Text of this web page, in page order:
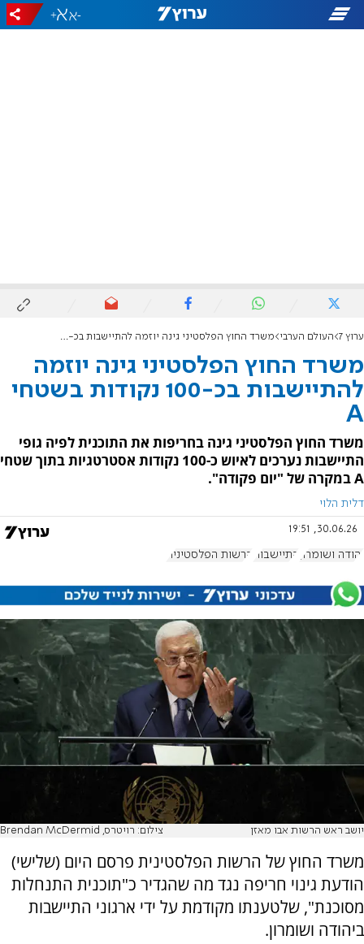
-
+
ערוץ 7 העולם הערבי משרד החוץ הפלסטיני גינה יוזמה להתיישבות בכ-100 נקודות בשטחי A
משרד החוץ הפלסטיני גינה יוזמה
להתיישבות בכ-100 נקודות בשטחי
A
משרד החוץ הפלסטיני גינה בחריפות את התוכנית לפיה גופי
התיישבות נערכים לאיוש כ-100 נקודות אסטרטגיות בתוך שטחי
A במקרה של "יום פקודה".
דלית הלוי
30.06.26, 19:51
יהודה ושומרון התיישבות הרשות הפלסטינית
יושב ראש הרשות אבו מאזן צילום: רויטרס, Brendan McDermid
משרד החוץ של הרשות הפלסטינית פרסם היום (שלישי)
הודעת גינוי חריפה נגד מה שהגדיר כ"תוכנית התנחלות
מסוכנת", שלטענתו מקודמת על ידי ארגוני התיישבות
ביהודה ושומרון.